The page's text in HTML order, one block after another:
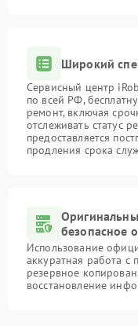
Широкий
Сервисный центр
по всей РФ,
ремонт, включая
отслеживать статус
предоставляется
продления срока
безопасное
Использование
аккуратная работа с
резервное
восстановление